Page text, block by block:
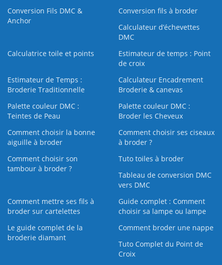
Conversion Fils DMC &
Anchor
Conversion fils à broder
Calculateur d’échevettes
DMC
Calculatrice toile et points
Estimateur de temps : Point
de croix
Estimateur de Temps :
Broderie Traditionnelle
Calculateur Encadrement
Broderie & canevas
Palette couleur DMC :
Teintes de Peau
Palette couleur DMC :
Broder les Cheveux
Comment choisir la bonne
aiguille à broder
Comment choisir ses ciseaux
à broder ?
Comment choisir son
tambour à broder ?
Tuto toiles à broder
Tableau de conversion DMC
vers DMC
Comment mettre ses fils à
broder sur cartelettes
Guide complet : Comment
choisir sa lampe ou lampe
Le guide complet de la
broderie diamant
Comment broder une nappe
Tuto Complet du Point de
Croix